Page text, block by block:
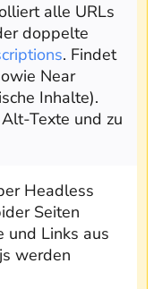
alle URLs
doppelte
. Findet
Near
Inhalte).
Texte und zu
Headless
Seiten
und Links aus
werden